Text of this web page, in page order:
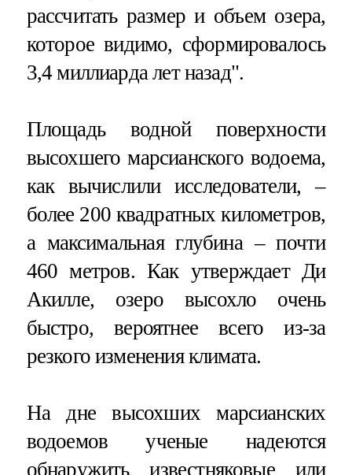
рассчитать размер и объем озера,
которое видимо, сформировалось
3,4 миллиарда лет назад".
Площадь водной поверхности
высохшего марсианского водоема,
как вычислили исследователи, –
более 200 квадратных километров,
а максимальная глубина – почти
460 метров. Как утверждает Ди
Акилле, озеро высохло очень
быстро, вероятнее всего из-за
резкого изменения климата.
На дне высохших марсианских
водоемов ученые надеются
обнаружить известняковые или